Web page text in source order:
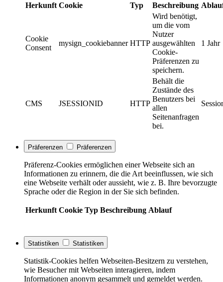
Herkunft Cookie Typ Beschreibung
Cookie
Consent
mysign_cookiebanner HTTP
Wird benötigt,
um die vom
Nutzer
ausgewählten
Cookie-
Präferenzen zu
speichern.
1 Jahr
CMS JSESSIONID HTTP
Behält die
Zustände des
Benutzers bei
allen
Seitenanfragen
bei.
Präferenzen Präferenzen
Präferenz-Cookies ermöglichen einer Webseite sich an
Informationen zu erinnern, die die Art beeinflussen, wie sich
eine Webseite verhält oder aussieht, wie z. B. Ihre bevorzugte
Sprache oder die Region in der Sie sich befinden.
Herkunft Cookie Typ Beschreibung Ablauf
Statistiken Statistiken
Statistik-Cookies helfen Webseiten-Besitzern zu verstehen,
wie Besucher mit Webseiten interagieren, indem
Informationen anonym gesammelt und gemeldet werden.